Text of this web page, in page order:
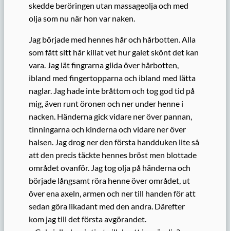
skedde beröringen utan massageolja och med
olja som nu när hon var naken.
Jag började med hennes hår och hårbotten. Alla
som fått sitt hår killat vet hur galet skönt det kan
vara. Jag lät fingrarna glida över hårbotten,
ibland med fingertopparna och ibland med lätta
naglar. Jag hade inte bråttom och tog god tid på
mig, även runt öronen och ner under henne i
nacken. Händerna gick vidare ner över pannan,
tinningarna och kinderna och vidare ner över
halsen. Jag drog ner den första handduken lite så
att den precis täckte hennes bröst men blottade
området ovanför. Jag tog olja på händerna och
började långsamt röra henne över området, ut
över ena axeln, armen och ner till handen för att
sedan göra likadant med den andra. Därefter
kom jag till det första avgörandet.